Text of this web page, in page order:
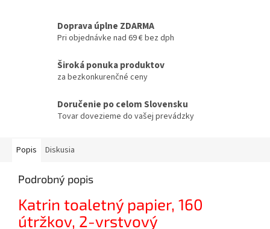
Doprava úplne ZDARMA
Pri objednávke nad 69 € bez dph
Široká ponuka produktov
za bezkonkurenčné ceny
Doručenie po celom Slovensku
Tovar dovezieme do vašej prevádzky
Popis Diskusia
Podrobný popis
Katrin toaletný papier, 160
útržkov, 2-vrstvový